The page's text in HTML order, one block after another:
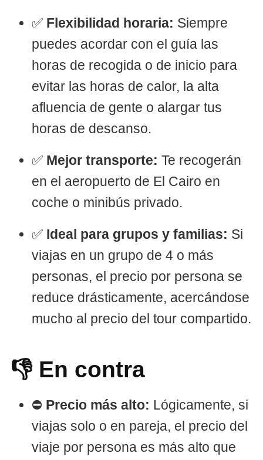
✅ Flexibilidad horaria: Siempre
puedes acordar con el guía las
horas de recogida o de inicio para
evitar las horas de calor, la alta
afluencia de gente o alargar tus
horas de descanso.
✅ Mejor transporte: Te recogerán
en el aeropuerto de El Cairo en
coche o minibús privado.
✅ Ideal para grupos y familias: Si
viajas en un grupo de 4 o más
personas, el precio por persona se
reduce drásticamente, acercándose
mucho al precio del tour compartido.
👎 En contra
⛔ Precio más alto: Lógicamente, si
viajas solo o en pareja, el precio del
viaje por persona es más alto que